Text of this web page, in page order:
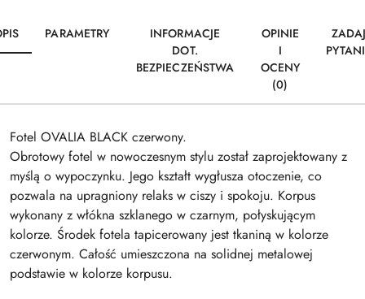
PARAMETRY
INFORMACJE
DOT.
BEZPIECZEŃSTWA
OPINIE
I
OCENY
(0)
Fotel OVALIA BLACK czerwony.
Obrotowy fotel w nowoczesnym stylu został zaprojektowany z
myślą o wypoczynku. Jego kształt wygłusza otoczenie, co
pozwala na upragniony relaks w ciszy i spokoju. Korpus
wykonany z włókna szklanego w czarnym, połyskującym
kolorze. Środek fotela tapicerowany jest tkaniną w kolorze
czerwonym. Całość umieszczona na solidnej metalowej
podstawie w kolorze korpusu.